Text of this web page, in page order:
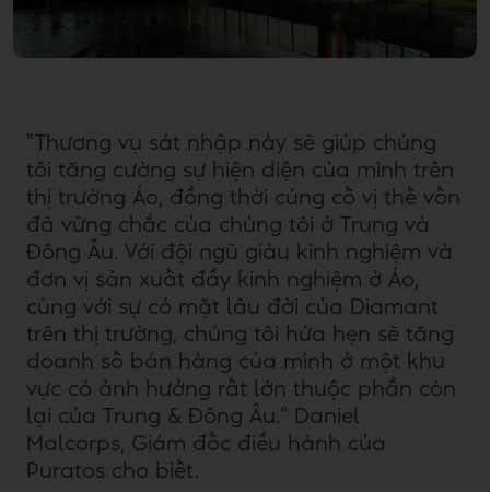
"Thương vụ sát nhập này sẽ giúp chúng
tôi tăng cường sự hiện diện của mình trên
thị trường Áo, đồng thời củng cố vị thế vốn
đã vững chắc của chúng tôi ở Trung và
Đông Âu. Với đội ngũ giàu kinh nghiệm và
đơn vị sản xuất đầy kinh nghiệm ở Áo,
cùng với sự có mặt lâu đời của Diamant
trên thị trường, chúng tôi hứa hẹn sẽ tăng
doanh số bán hàng của mình ở một khu
vực có ảnh hưởng rất lớn thuộc phần còn
lại của Trung & Đông Âu." Daniel
Malcorps, Giám đốc điều hành của
Puratos cho biết.